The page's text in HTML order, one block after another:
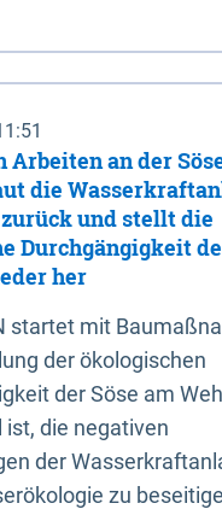
Arbeiten an der
die
und stellt die
Durchgängigkeit
her
startet mit
der ökologischen
der Söse am
ist, die negativen
der
zu